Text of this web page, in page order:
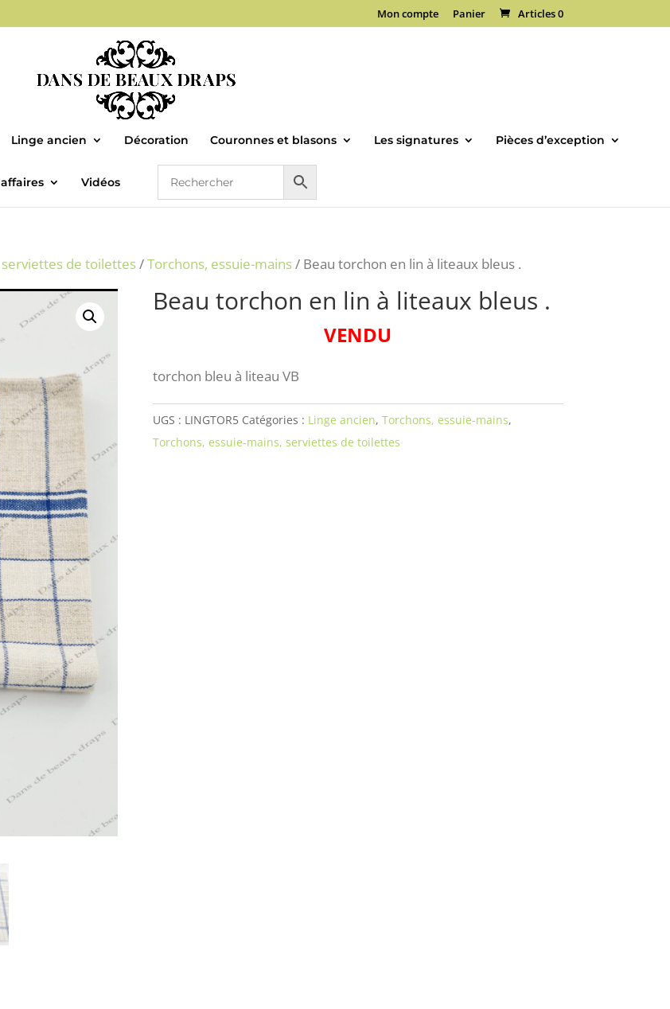
Mon compte Panier Articles 0
Linge ancien Décoration Couronnes et blasons Les signatures Pièces d’exception
Vidéos
de toilettes/Torchons, essuie-mains/ Beau torchon en lin à liteaux bleus .
Beau torchon en lin à liteaux bleus .
VENDU
torchon bleu à liteau VB
UGS : LINGTOR5 Catégories : Linge ancien, Torchons, essuie-mains,
Torchons, essuie-mains, serviettes de toilettes